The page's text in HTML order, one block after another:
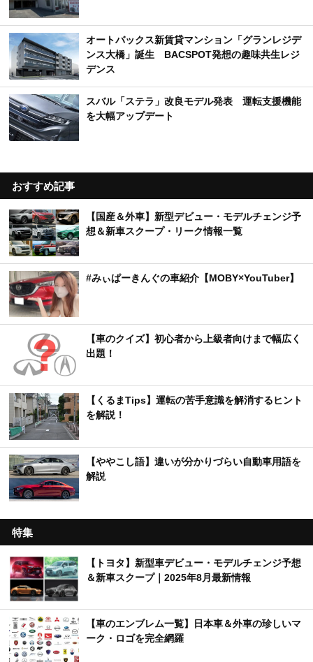
オートバックス新賃貸マンション「グランレジデ
ンス大橋」誕生 BACSPOT発想の趣味共生レジ
デンス
スバル「ステラ」改良モデル発表 運転支援機能
を大幅アップデート
おすすめ記事
【国産＆外車】新型デビュー・モデルチェンジ予
想＆新車スクープ・リーク情報一覧
#みぃぱーきんぐの車紹介【MOBY×YouTuber】
【車のクイズ】初心者から上級者向けまで幅広く
出題！
【くるまTips】運転の苦手意識を解消するヒント
を解説！
【ややこし語】違いが分かりづらい自動車用語を
解説
特集
【トヨタ】新型車デビュー・モデルチェンジ予想
＆新車スクープ｜2025年8月最新情報
【車のエンブレム一覧】日本車＆外車の珍しいマ
ーク・ロゴを完全網羅